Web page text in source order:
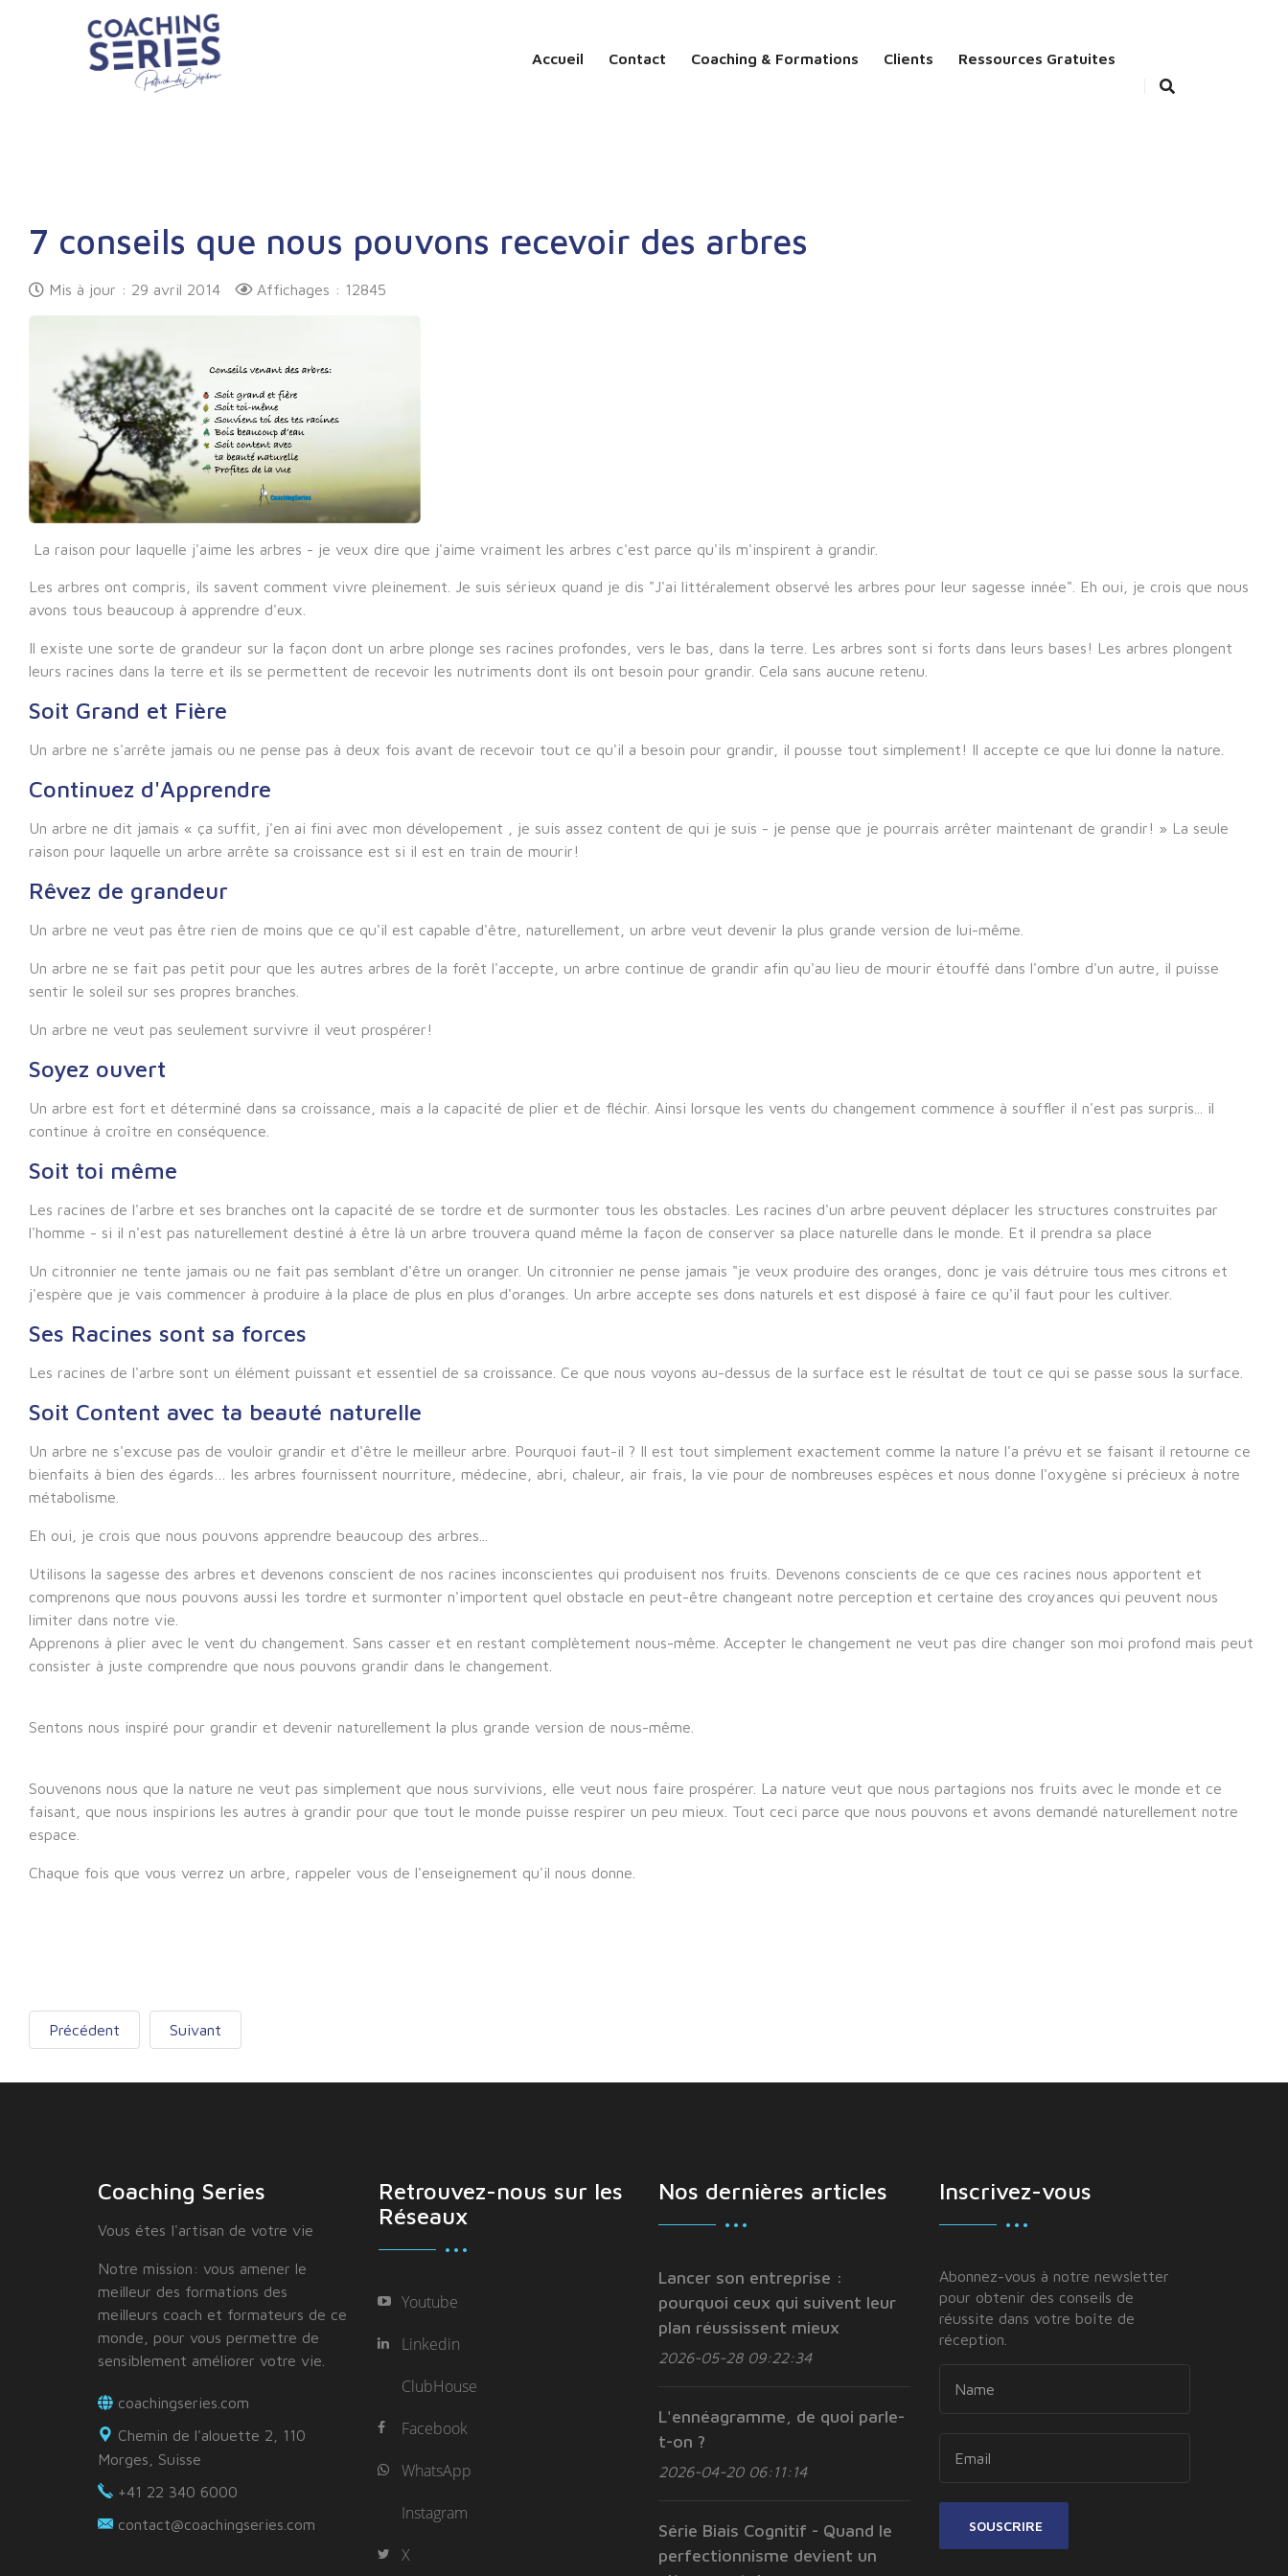
Accueil Contact Coaching & Formations Clients Ressources Gratuites
7 conseils que nous pouvons recevoir des arbres
Mis à jour : 29 avril 2014 Affichages : 12845
La raison pour laquelle j'aime les arbres - je veux dire que j'aime vraiment les arbres c'est parce qu'ils m'inspirent à grandir.
Les arbres ont compris, ils savent comment vivre pleinement. Je suis sérieux quand je dis "J'ai littéralement observé les arbres pour leur sagesse innée". Eh oui, je crois que nous
avons tous beaucoup à apprendre d'eux.
Il existe une sorte de grandeur sur la façon dont un arbre plonge ses racines profondes, vers le bas, dans la terre. Les arbres sont si forts dans leurs bases! Les arbres plongent
leurs racines dans la terre et ils se permettent de recevoir les nutriments dont ils ont besoin pour grandir. Cela sans aucune retenu.
Soit Grand et Fière
Un arbre ne s'arrête jamais ou ne pense pas à deux fois avant de recevoir tout ce qu'il a besoin pour grandir, il pousse tout simplement! Il accepte ce que lui donne la nature.
Continuez d'Apprendre
Un arbre ne dit jamais « ça suffit, j'en ai fini avec mon dévelopement , je suis assez content de qui je suis - je pense que je pourrais arrêter maintenant de grandir! » La seule
raison pour laquelle un arbre arrête sa croissance est si il est en train de mourir!
Rêvez de grandeur
Un arbre ne veut pas être rien de moins que ce qu'il est capable d'être, naturellement, un arbre veut devenir la plus grande version de lui-même.
Un arbre ne se fait pas petit pour que les autres arbres de la forêt l'accepte, un arbre continue de grandir afin qu'au lieu de mourir étouffé dans l'ombre d'un autre, il puisse
sentir le soleil sur ses propres branches.
Un arbre ne veut pas seulement survivre il veut prospérer!
Soyez ouvert
Un arbre est fort et déterminé dans sa croissance, mais a la capacité de plier et de fléchir. Ainsi lorsque les vents du changement commence à souffler il n'est pas surpris... il
continue à croître en conséquence.
Soit toi même
Les racines de l'arbre et ses branches ont la capacité de se tordre et de surmonter tous les obstacles. Les racines d'un arbre peuvent déplacer les structures construites par
l'homme - si il n'est pas naturellement destiné à être là un arbre trouvera quand même la façon de conserver sa place naturelle dans le monde. Et il prendra sa place
Un citronnier ne tente jamais ou ne fait pas semblant d'être un oranger. Un citronnier ne pense jamais "je veux produire des oranges, donc je vais détruire tous mes citrons et
j'espère que je vais commencer à produire à la place de plus en plus d'oranges. Un arbre accepte ses dons naturels et est disposé à faire ce qu'il faut pour les cultiver.
Ses Racines sont sa forces
Les racines de l'arbre sont un élément puissant et essentiel de sa croissance. Ce que nous voyons au-dessus de la surface est le résultat de tout ce qui se passe sous la surface.
Soit Content avec ta beauté naturelle
Un arbre ne s'excuse pas de vouloir grandir et d'être le meilleur arbre. Pourquoi faut-il ? Il est tout simplement exactement comme la nature l'a prévu et se faisant il retourne ce
bienfaits à bien des égards… les arbres fournissent nourriture, médecine, abri, chaleur, air frais, la vie pour de nombreuses espèces et nous donne l'oxygène si précieux à notre
métabolisme.
Eh oui, je crois que nous pouvons apprendre beaucoup des arbres...
Utilisons la sagesse des arbres et devenons conscient de nos racines inconscientes qui produisent nos fruits. Devenons conscients de ce que ces racines nous apportent et
comprenons que nous pouvons aussi les tordre et surmonter n'importent quel obstacle en peut-être changeant notre perception et certaine des croyances qui peuvent nous
limiter dans notre vie.
Apprenons à plier avec le vent du changement. Sans casser et en restant complètement nous-même. Accepter le changement ne veut pas dire changer son moi profond mais peut
consister à juste comprendre que nous pouvons grandir dans le changement.
Sentons nous inspiré pour grandir et devenir naturellement la plus grande version de nous-même.
Souvenons nous que la nature ne veut pas simplement que nous survivions, elle veut nous faire prospérer. La nature veut que nous partagions nos fruits avec le monde et ce
faisant, que nous inspirions les autres à grandir pour que tout le monde puisse respirer un peu mieux. Tout ceci parce que nous pouvons et avons demandé naturellement notre
espace.
Chaque fois que vous verrez un arbre, rappeler vous de l'enseignement qu'il nous donne.
Précédent Suivant
Coaching Series
Vous étes I'artisan de votre vie
Notre mission: vous amener le
meilleur des formations des
meilleurs coach et formateurs de ce
monde, pour vous permettre de
sensiblement améliorer votre vie.
coachingseries.com
Chemin de l'alouette 2, 110
Morges, Suisse
+41 22 340 6000
contact@coachingseries.com
Retrouvez-nous sur les
Réseaux
Youtube
Linkedin
ClubHouse
Facebook
WhatsApp
Instagram
X
Nos dernières articles
Lancer son entreprise :
pourquoi ceux qui suivent leur
plan réussissent mieux
2026-05-28 09:22:34
L'ennéagramme, de quoi parle-
t-on ?
2026-04-20 06:11:14
Série Biais Cognitif - Quand le
perfectionnisme devient un
Inscrivez-vous
Abonnez-vous à notre newsletter
pour obtenir des conseils de
réussite dans votre boîte de
réception.
SOUSCRIRE